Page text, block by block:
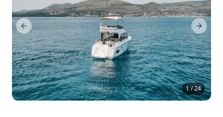
1 / 24
Previous Slide Next